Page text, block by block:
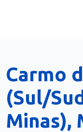
Carmo
(Sul/
Minas),